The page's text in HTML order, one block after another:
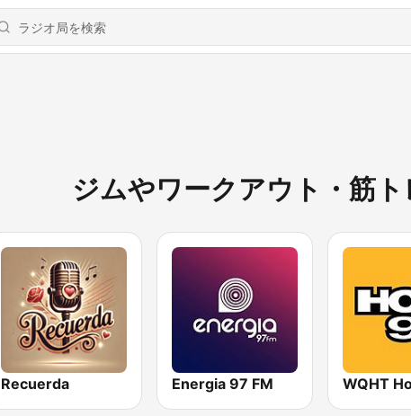
ジムやワークアウト・筋
Recuerda Energia 97 FM WQHT